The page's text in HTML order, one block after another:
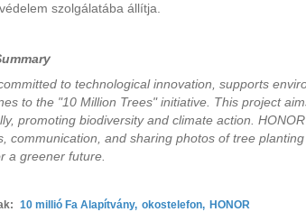
szolgálatába állítja.
to technological innovation, supports
to the "10 Million Trees" initiative. This project
promoting biodiversity and climate action.
communication, and sharing photos of tree
a greener future.
10 millió Fa Alapítvány, okostelefon, HONOR